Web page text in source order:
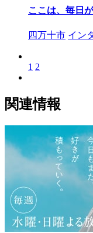
ここは、毎日
四万十市 イン
1 2
関連情報